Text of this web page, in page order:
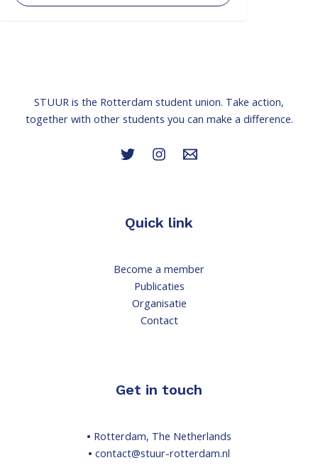
STUUR is the Rotterdam student union. Take action,
together with other students you can make a difference.
Quick link
Become a member
Publicaties
Organisatie
Contact
Get in touch
• Rotterdam, The Netherlands
• contact@stuur-rotterdam.nl